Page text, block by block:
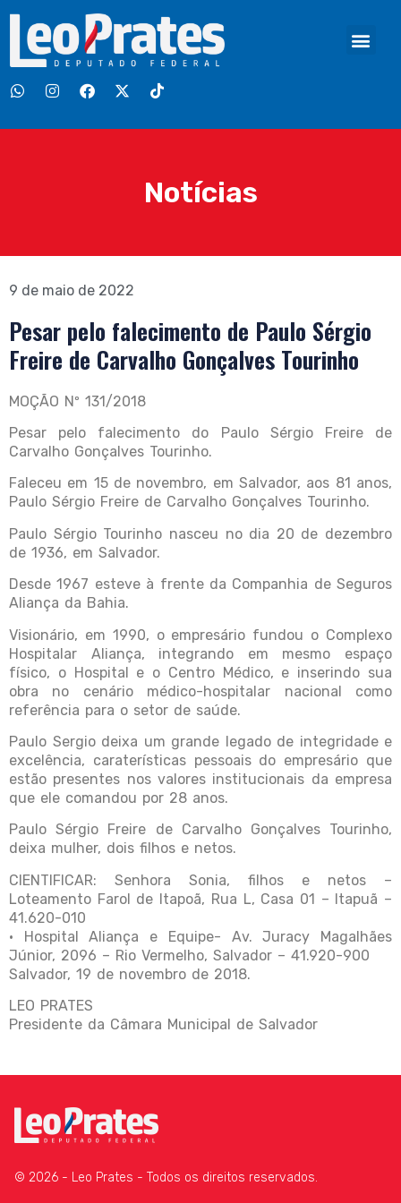
Notícias
9 de maio de 2022
Pesar pelo falecimento de Paulo Sérgio
Freire de Carvalho Gonçalves Tourinho
MOÇÃO Nº 131/2018
Pesar pelo falecimento do Paulo Sérgio Freire de
Carvalho Gonçalves Tourinho.
Faleceu em 15 de novembro, em Salvador, aos 81 anos,
Paulo Sérgio Freire de Carvalho Gonçalves Tourinho.
Paulo Sérgio Tourinho nasceu no dia 20 de dezembro
de 1936, em Salvador.
Desde 1967 esteve à frente da Companhia de Seguros
Aliança da Bahia.
Visionário, em 1990, o empresário fundou o Complexo
Hospitalar Aliança, integrando em mesmo espaço
físico, o Hospital e o Centro Médico, e inserindo sua
obra no cenário médico-hospitalar nacional como
referência para o setor de saúde.
Paulo Sergio deixa um grande legado de integridade e
excelência, caraterísticas pessoais do empresário que
estão presentes nos valores institucionais da empresa
que ele comandou por 28 anos.
Paulo Sérgio Freire de Carvalho Gonçalves Tourinho,
deixa mulher, dois filhos e netos.
CIENTIFICAR: Senhora Sonia, filhos e netos –
Loteamento Farol de Itapoã, Rua L, Casa 01 – Itapuã –
41.620-010
• Hospital Aliança e Equipe- Av. Juracy Magalhães
Júnior, 2096 – Rio Vermelho, Salvador – 41.920-900
Salvador, 19 de novembro de 2018.
LEO PRATES
Presidente da Câmara Municipal de Salvador
© 2026 - Leo Prates - Todos os direitos reservados.